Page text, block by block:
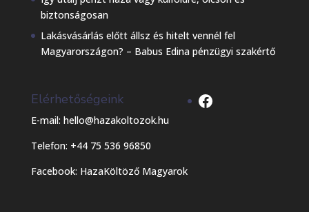
biztonságosan
Lakásvásárlás előtt állsz és hitelt vennél fel
Magyarországon? – Babus Edina pénzügyi szakértő
Elérhetőségeink
E-mail: hello@hazakoltozok.hu
Telefon: +44 75 536 96850
Facebook: HazaKöltöző Magyarok
Facebook